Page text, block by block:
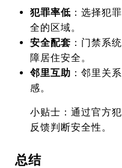
犯罪率低 ：选择犯
全的区域。
安全配套 ：门禁系
障居住安全。
邻里互助 ：邻里关
感。
小贴士：通过官方
反馈判断安全性。
总结